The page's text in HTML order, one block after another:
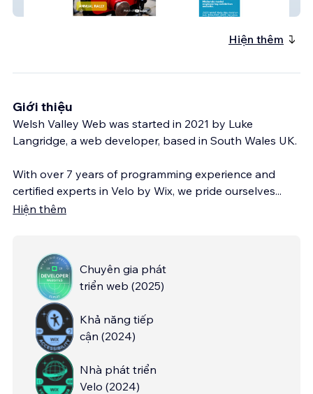
Hiện thêm
Giới thiệu
Welsh Valley Web was started in 2021 by Luke
Langridge, a web developer, based in South Wales UK.
With over 7 years of programming experience and
certified experts in Velo by Wix, we pride ourselves...
Hiện thêm
Chuyên gia phát
triển web (2025)
Khả năng tiếp
cận (2024)
Nhà phát triển
Velo (2024)